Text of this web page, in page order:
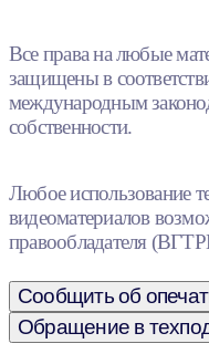
Все права на любые
защищены в
международным
собственности.
Любое использование
видеоматериалов
правообладателя
Сообщить об
Обращение в